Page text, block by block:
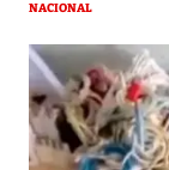
NACIONAL